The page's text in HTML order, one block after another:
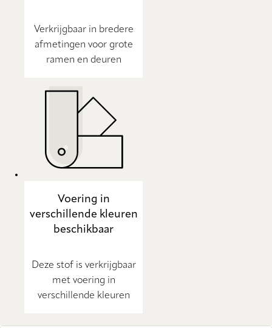
Verkrijgbaar in bredere
afmetingen voor grote
ramen en deuren
Voering in
verschillende kleuren
beschikbaar
Deze stof is verkrijgbaar
met voering in
verschillende kleuren